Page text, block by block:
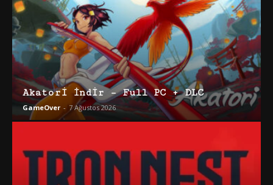
Akatori İndir – Full PC + DLC
GameOver - 7 Ağustos 2026